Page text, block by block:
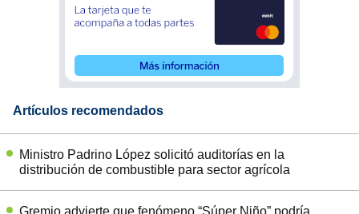
Artículos recomendados
Ministro Padrino López solicitó auditorías en la
distribución de combustible para sector agrícola
Gremio advierte que fenómeno “Súper Niño” podría